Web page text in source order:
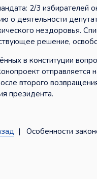
2/3
о деятельности
нездоровья.
решение,
в конституции
второго
президента.
| Особенности